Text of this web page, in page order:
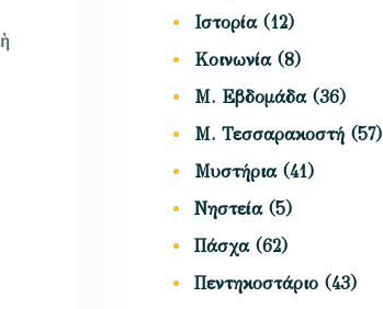
Ιστορία(12)
Κοινωνία(8)
Μ. Εβδομάδα(36)
Μ. Τεσσαρακοστή (57)
Μυστήρια(41)
Νηστεία(5)
Πάσχα(62)
Πεντηκοστάριο (43)